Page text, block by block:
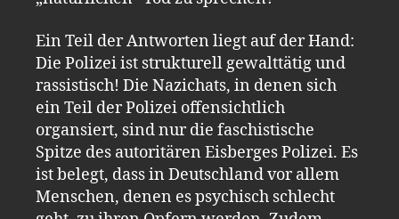
Ein Teil der Antworten liegt auf der Hand:
Die Polizei ist strukturell gewalttätig und
rassistisch! Die Nazichats, in denen sich
ein Teil der Polizei offensichtlich
organsiert, sind nur die faschistische
Spitze des autoritären Eisberges Polizei. Es
ist belegt, dass in Deutschland vor allem
Menschen, denen es psychisch schlecht